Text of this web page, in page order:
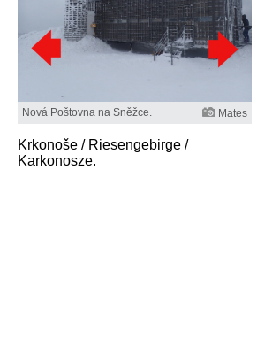
Nová Poštovna na Sněžce. Mates
Krkonoše / Riesengebirge /
Karkonosze.